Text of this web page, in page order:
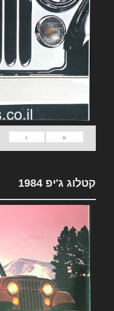
«
‹
קטלוג ג'יפ 1984